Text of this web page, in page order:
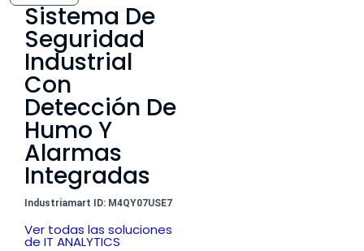
Sistema De
Seguridad
Industrial
Con
Detección De
Humo Y
Alarmas
Integradas
Industriamart ID: M4QY07USE7
Ver todas las soluciones
de IT ANALYTICS